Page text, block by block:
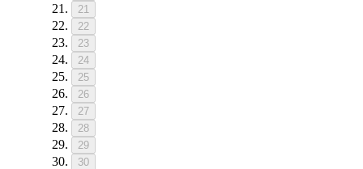
21
22
23
24
25
26
27
28
29
30